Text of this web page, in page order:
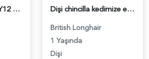
British Longhair NY12 Kodlu Yavru Eş Arıyor - 118984552 Dişi chincilla kedimize eş arıyoruz - 118984482
British Longhair
1 Yaşında
Dişi